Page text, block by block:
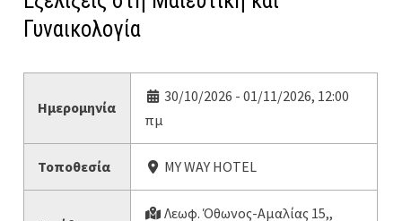
Γυναικολογία
Ημερομηνία
30/10/2026 - 01/11/2026, 12:00
πμ
Τοποθεσία MY WAY HOTEL
Λεωφ. Όθωνος-Αμαλίας 15,,